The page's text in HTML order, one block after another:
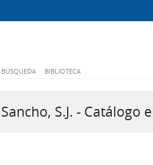
BIBLIOTECA
S.J. - Catálogo